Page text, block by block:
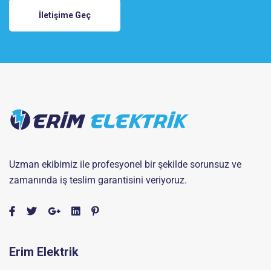
İletişime Geç
Uzman ekibimiz ile profesyonel bir şekilde sorunsuz ve
zamanında iş teslim garantisini veriyoruz.
Erim Elektrik